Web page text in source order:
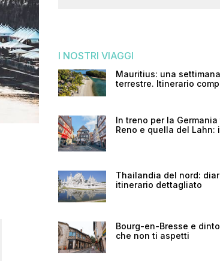
I NOSTRI VIAGGI
Mauritius: una
terrestre. Itinerario
In treno per la
Reno e quella del Lahn:
Thailandia del nord:
itinerario dettagliato
Bourg-en-Bresse e
che non ti aspetti